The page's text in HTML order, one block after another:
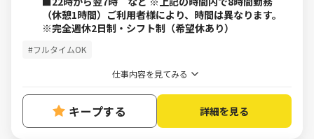
（休憩1時間）ご利用者様により、時間は異なります。
※完全週休2日制・シフト制（希望休あり）
#フルタイムOK
仕事内容を見てみる
キープする 詳細を見る